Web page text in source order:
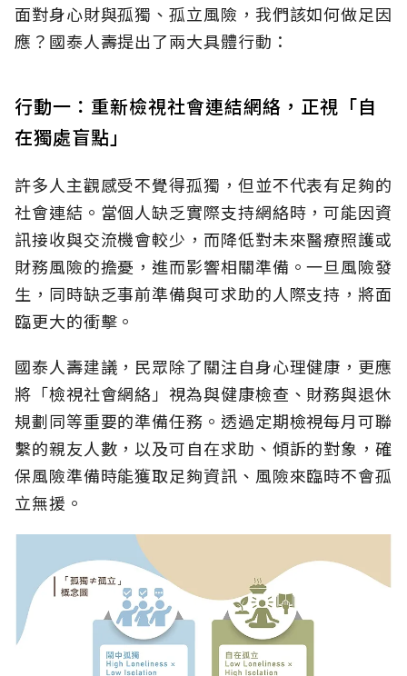
面對身心財與孤獨、孤立風險，我們該如何做足因
應？國泰人壽提出了兩大具體行動：
行動一：重新檢視社會連結網絡，正視「自
在獨處盲點」
許多人主觀感受不覺得孤獨，但並不代表有足夠的
社會連結。當個人缺乏實際支持網絡時，可能因資
訊接收與交流機會較少，而降低對未來醫療照護或
財務風險的擔憂，進而影響相關準備。一旦風險發
生，同時缺乏事前準備與可求助的人際支持，將面
臨更大的衝擊。
國泰人壽建議，民眾除了關注自身心理健康，更應
將「檢視社會網絡」視為與健康檢查、財務與退休
規劃同等重要的準備任務。透過定期檢視每月可聯
繫的親友人數，以及可自在求助、傾訴的對象，確
保風險準備時能獲取足夠資訊、風險來臨時不會孤
立無援。